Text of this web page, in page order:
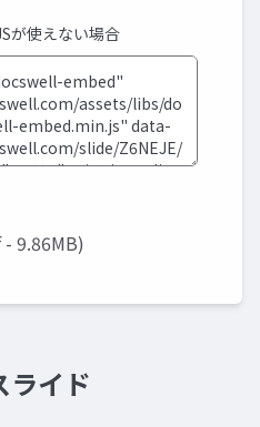
が使えない場合
9.86MB)
ライド